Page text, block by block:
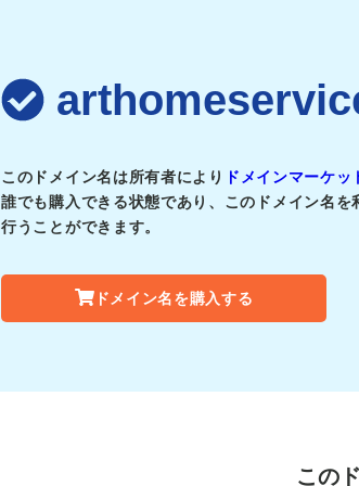
このドメイン名は所有者により ドメインマーケッ
誰でも購入できる状態であり、このドメイン名
行うことができます。
ドメイン名を購入する
この